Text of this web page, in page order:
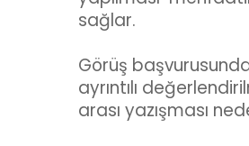
sağlar.
Görüş
ayrıntılı
arası yazışması